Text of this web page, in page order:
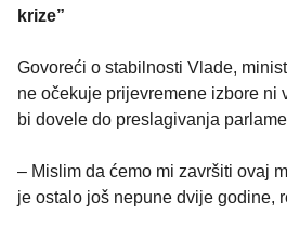
krize”
Govoreći o stabilnosti Vlade,
ne očekuje prijevremene izbore ni
bi dovele do preslagivanja
– Mislim da ćemo mi završiti ovaj
je ostalo još nepune dvije godine,